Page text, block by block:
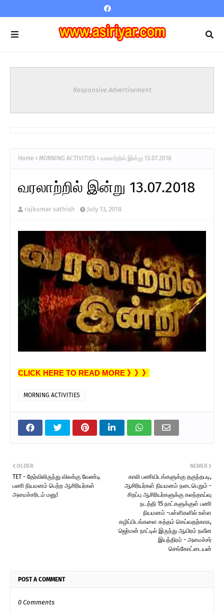
Responsive Advertisement
Home MORNING ACTIVITIES வரலாற்றில் இன்று 13.07.2018
வரலாற்றில் இன்று 13.07.2018
rajkumar sathish July 13, 2018
CLICK HERE TO READ MORE 》》》
MORNING ACTIVITIES
NEWER
காலி பணியிடங்களுக்கு தகுந்தபடி,
ஆசிரியர்கள் நியமனம் நடைபெறும் -
சிறப்பு ஆசிரியர்களுக்கு கலந்தாய்வு
நடத்தி 15 நாட்களுக்குள் பணி
நியமனம் -பள்ளிகளில் உள்ள
கழிப்பிடங்களை சுத்தம் செய்வதற்காக,
ஜெர்மன் நாட்டில் இருந்து ஆயிரம் நவீன
இயந்திரம் - அமைச்சர்
செங்கோட்டையன்
OLDER
TET - தேர்விலிருந்து விலக்கு வேண்டி
பணி நியமனம் பெற்ற ஆசிரியர்கள்
அமைச்சரிடம் மனு!
POST A COMMENT
0 Comments